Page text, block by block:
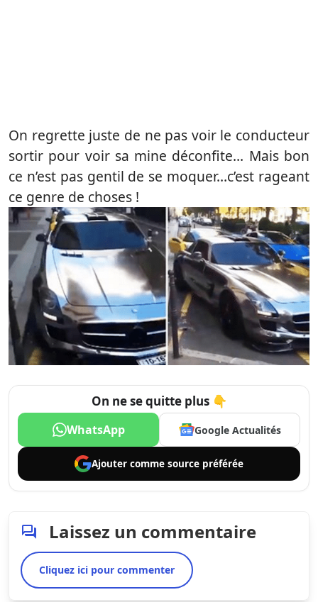
On regrette juste de ne pas voir le conducteur
sortir pour voir sa mine déconfite… Mais bon
ce n’est pas gentil de se moquer…c’est rageant
ce genre de choses !
On ne se quitte plus 👇
WhatsApp Google Actualités
Ajouter comme source préférée
Laissez un commentaire
Cliquez ici pour commenter